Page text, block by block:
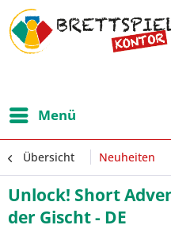
Menü
Übersicht Neuheiten
Unlock! Short
der Gischt - DE